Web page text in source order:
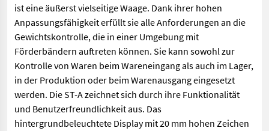
ist eine äußerst vielseitige Waage. Dank ihrer hohen
Anpassungsfähigkeit erfüllt sie alle Anforderungen an die
Gewichtskontrolle, die in einer Umgebung mit
Förderbändern auftreten können. Sie kann sowohl zur
Kontrolle von Waren beim Wareneingang als auch im Lager,
in der Produktion oder beim Warenausgang eingesetzt
werden. Die ST-A zeichnet sich durch ihre Funktionalität
und Benutzerfreundlichkeit aus. Das
hintergrundbeleuchtete Display mit 20 mm hohen Zeichen